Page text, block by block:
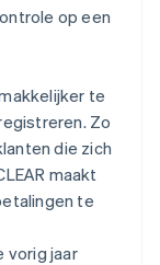
op een
te
Zo
die zich
maakt
te
vorig jaar